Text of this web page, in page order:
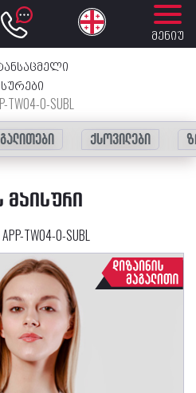
მენიუ
0-SUBL
ქსოვილები
ᲛᲐᲘᲡᲣᲠᲘ
APP-TW04-0-SUBL